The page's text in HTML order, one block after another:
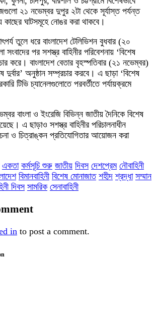
২১ নভেম্বর দুপুর ২টা থেকে সূর্যাস্ত পর্যন্ত
কাছের ঘাটসমূহে নোঙর করা থাকবে।
তুলে ধরে বাংলাদেশ টেলিভিশন বুধবার (২০
সংবাদের পর সশস্ত্র বাহিনীর পরিবেশনায় ‘বিশেষ
করে। বাংলাদেশ বেতার বৃহস্পতিবার (২১ নভেম্বর)
দুর্বার’ অনুষ্ঠান সম্প্রচার করবে। এ ছাড়া ‘বিশেষ
টিভি চ্যানেলগুলোতে পরবর্তীতে পর্যায়ক্রমে
বাংলা ও ইংরেজি বিভিন্ন জাতীয় দৈনিকে বিশেষ
এ ছাড়াও সশস্ত্র বাহিনীর পরিচালনাধীন
ও চিত্রাঙ্কন প্রতিযোগিতার আয়োজন করা
একতা কর্মসূচি শুরু জাতীয় দিবস দেশপ্রেম নৌবাহিনী
বিমানবাহিনী বিশেষ মোনাজাত শহীদ শ্রদ্ধা সম্মান
দিবস সামরিক সেনাবাহিনী
in to post a comment.